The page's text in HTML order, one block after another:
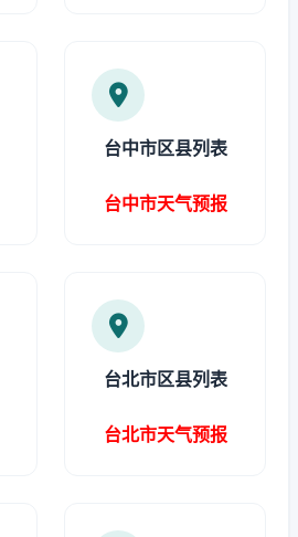
台中市区县列表
台中市天气预报
台北市区县列表
台北市天气预报